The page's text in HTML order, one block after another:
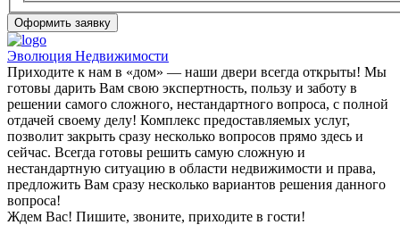
Эволюция Недвижимости
Приходите к нам в «дом» — наши двери всегда открыты! Мы
готовы дарить Вам свою экспертность, пользу и заботу в
решении самого сложного, нестандартного вопроса, с полной
отдачей своему делу! Комплекс предоставляемых услуг,
позволит закрыть сразу несколько вопросов прямо здесь и
сейчас. Всегда готовы решить самую сложную и
нестандартную ситуацию в области недвижимости и права,
предложить Вам сразу несколько вариантов решения данного
вопроса!
Ждем Вас! Пишите, звоните, приходите в гости!